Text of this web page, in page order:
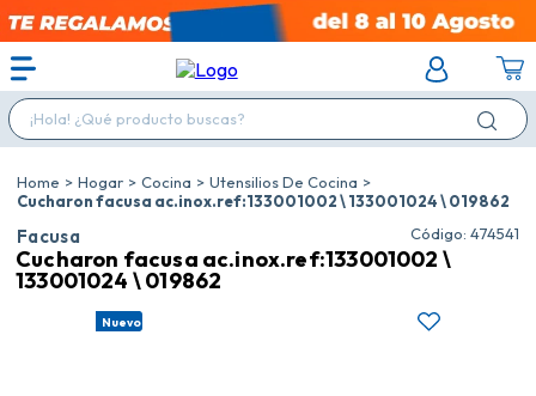
¡Hola! ¿Qué producto buscas?
Hogar Cocina
Utensilios De Cocina
Cucharon facusa ac.inox.ref:133001002 \ 133001024 \ 019862
Facusa : 474541
Cucharon facusa ac.inox.ref:133001002 \
133001024 \ 019862
Nuevo